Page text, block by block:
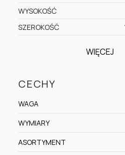
WYSOKOŚĆ
SZEROKOŚĆ
WIĘCEJ
CECHY
WAGA
WYMIARY
ASORTYMENT